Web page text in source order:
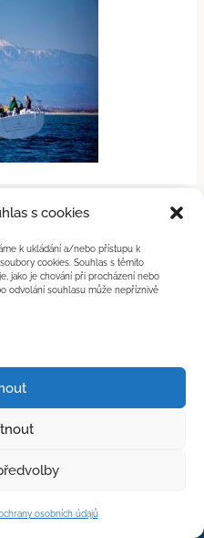
s cookies
k ukládání a/nebo přístupu k
cookies. Souhlas s těmito
jako je chování při procházení nebo
odvolání souhlasu může nepříznivě
osobních údajů